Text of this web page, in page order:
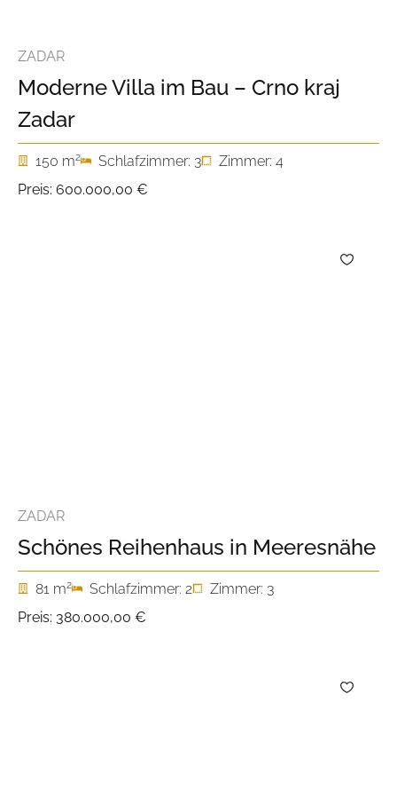
ZADAR
Moderne Villa im Bau – Crno kraj
Zadar
150 m2 Schlafzimmer: 3
Zimmer: 4
Preis: 600.000,00 €
ZADAR
Schönes Reihenhaus in Meeresnähe
81 m2 Schlafzimmer: 2
Zimmer: 3
Preis: 380.000,00 €